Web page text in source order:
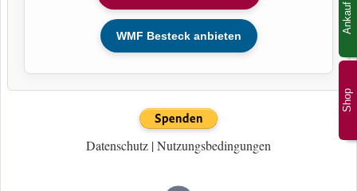
Shop
Ankauf
WMF Besteck anbieten
Datenschutz |Nutzungsbedingungen